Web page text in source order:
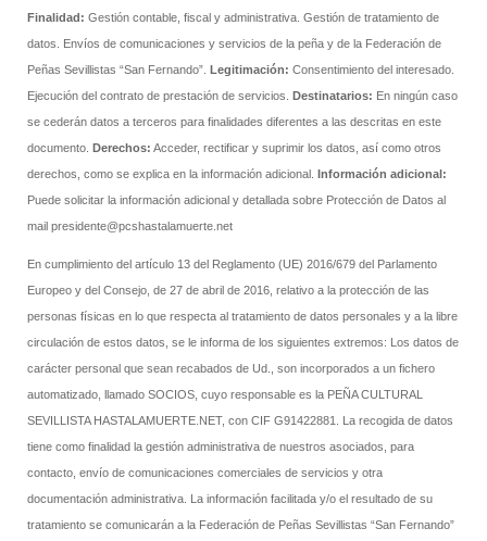
Finalidad: Gestión contable, fiscal y administrativa. Gestión de tratamiento de
datos. Envíos de comunicaciones y servicios de la peña y de la Federación de
Peñas Sevillistas “San Fernando”. Legitimación: Consentimiento del interesado.
Ejecución del contrato de prestación de servicios. Destinatarios: En ningún caso
se cederán datos a terceros para finalidades diferentes a las descritas en este
documento. Derechos: Acceder, rectificar y suprimir los datos, así como otros
derechos, como se explica en la información adicional. Información adicional:
Puede solicitar la información adicional y detallada sobre Protección de Datos al
mail presidente@pcshastalamuerte.net
En cumplimiento del artículo 13 del Reglamento (UE) 2016/679 del Parlamento
Europeo y del Consejo, de 27 de abril de 2016, relativo a la protección de las
personas físicas en lo que respecta al tratamiento de datos personales y a la libre
circulación de estos datos, se le informa de los siguientes extremos: Los datos de
carácter personal que sean recabados de Ud., son incorporados a un fichero
automatizado, llamado SOCIOS, cuyo responsable es la PEÑA CULTURAL
SEVILLISTA HASTALAMUERTE.NET, con CIF G91422881. La recogida de datos
tiene como finalidad la gestión administrativa de nuestros asociados, para
contacto, envío de comunicaciones comerciales de servicios y otra
documentación administrativa. La información facilitada y/o el resultado de su
tratamiento se comunicarán a la Federación de Peñas Sevillistas “San Fernando”